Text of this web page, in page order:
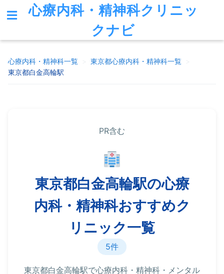
心療内科・精神科クリニッ
クナビ
心療内科・精神科一覧 東京都心療内科・精神科一覧
東京都白金高輪駅
PR含む
東京都白金高輪駅の心療
内科・精神科おすすめク
リニック一覧
5件
東京都白金高輪駅で心療内科・精神科・メンタル